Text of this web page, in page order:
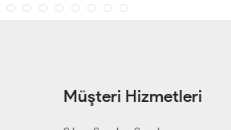
Müşteri Hizmetleri